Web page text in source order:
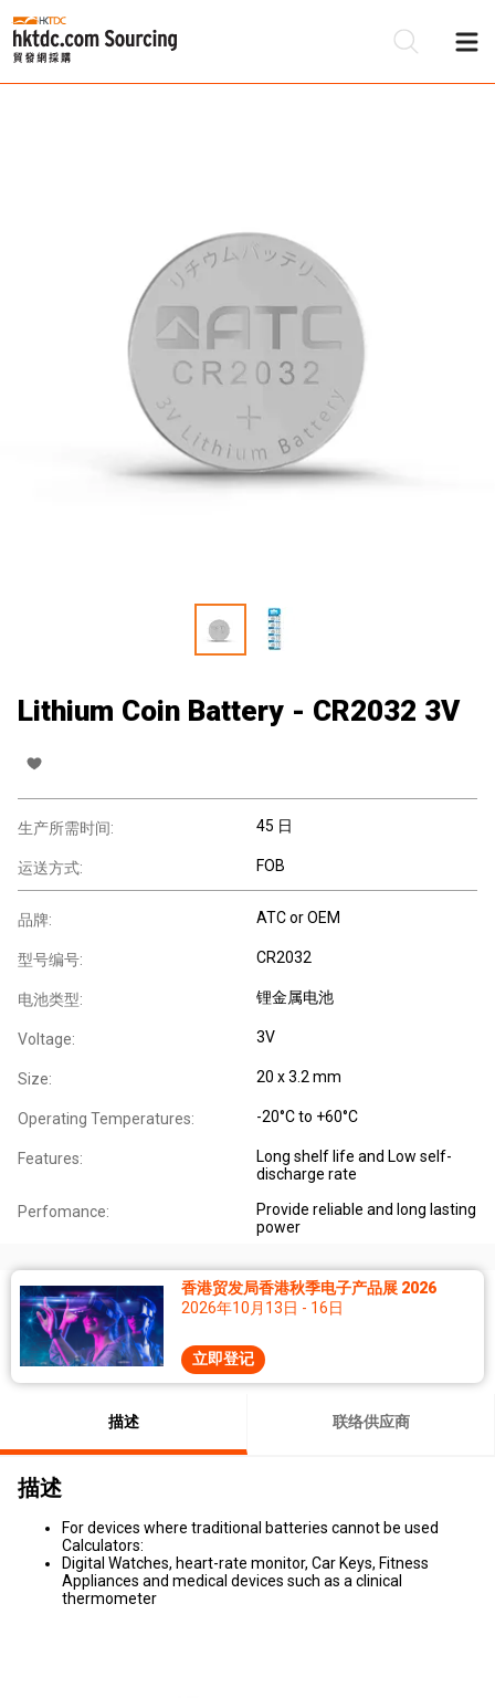
Lithium Coin Battery - CR2032 3V
生产所需时间: 45 日
运送方式: FOB
品牌: ATC or OEM
型号编号: CR2032
电池类型: 锂金属电池
Voltage: 3V
Size: 20 x 3.2 mm
Operating Temperatures: -20°C to +60°C
Features:
Long shelf life and Low self-
discharge rate
Perfomance:
Provide reliable and long lasting
power
香港贸发局香港秋季电子产品展 2026
2026年10月13日 - 16日
立即登记
描述 联络供应商
描述
For devices where traditional batteries cannot be used
Calculators:
Digital Watches, heart-rate monitor, Car Keys, Fitness
Appliances and medical devices such as a clinical
thermometer